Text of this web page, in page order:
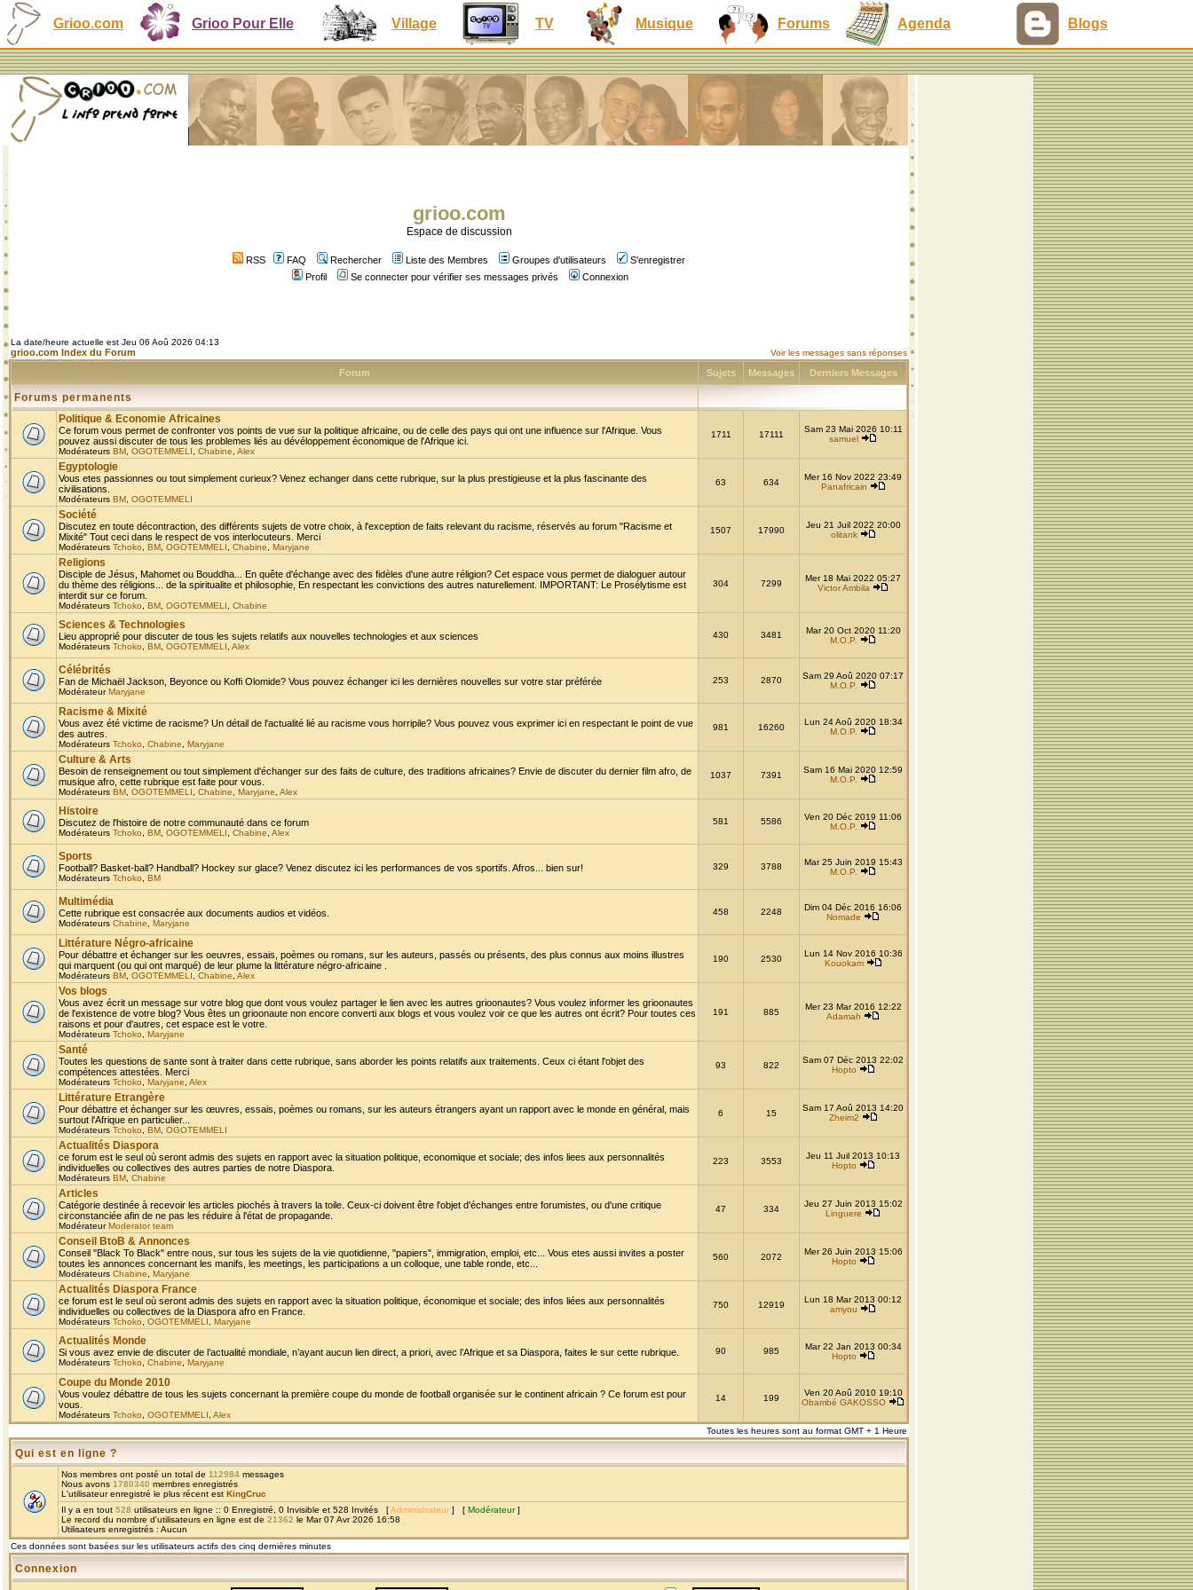
Grioo.com Grioo Pour Elle Village TV Musique Forums Agenda Blogs
grioo.com
Espace de discussion
RSS FAQ Rechercher Liste des Membres Groupes d'utilisateurs
S'enregistrer
Profil
Se connecter pour vérifier ses messages privés Connexion
La date/heure actuelle est Jeu 06 Aoû 2026 04:13
grioo.com Index du Forum Voir les messages sans réponses
Forum Sujets Messages Derniers Messages
Forums permanents
Politique & Economie Africaines
Ce forum vous permet de confronter vos points de vue sur la politique africaine, ou de celle des pays qui ont une influence sur l'Afrique. Vous
pouvez aussi discuter de tous les problemes liés au dévéloppement économique de l'Afrique ici.
Modérateurs BM OGOTEMMELI Chabine Alex
1711 17111
Sam 23 Mai 2026 10:11
samuel
Egyptologie
Vous etes passionnes ou tout simplement curieux? Venez echanger dans cette rubrique, sur la plus prestigieuse et la plus fascinante des
civilisations.
Modérateurs BM OGOTEMMELI
63 634
Mer 16 Nov 2022 23:49
Panafricain
Société
Discutez en toute décontraction, des différents sujets de votre choix, à l'exception de faits relevant du racisme, réservés au forum "Racisme et
Mixité" Tout ceci dans le respect de vos interlocuteurs. Merci
Modérateurs Tchoko BM OGOTEMMELI Chabine Maryjane
1507 17990
Jeu 21 Juil 2022 20:00
olitank
Religions
Disciple de Jésus, Mahomet ou Bouddha... En quête d'échange avec des fidèles d'une autre réligion? Cet espace vous permet de dialoguer autour
du thème des réligions... de la spiritualite et philosophie, En respectant les convictions des autres naturellement. IMPORTANT: Le Prosélytisme est
interdit sur ce forum.
Modérateurs Tchoko BM OGOTEMMELI Chabine
304 7299
Mer 18 Mai 2022 05:27
Victor Ambila
Sciences & Technologies
Lieu approprié pour discuter de tous les sujets relatifs aux nouvelles technologies et aux sciences
Modérateurs Tchoko BM OGOTEMMELI Alex
430 3481
Mar 20 Oct 2020 11:20
M.O.P.
Célébrités
Fan de Michaël Jackson, Beyonce ou Koffi Olomide? Vous pouvez échanger ici les dernières nouvelles sur votre star préférée
ModérateurMaryjane
253 2870
Sam 29 Aoû 2020 07:17
M.O.P.
Racisme & Mixité
Vous avez été victime de racisme? Un détail de l'actualité lié au racisme vous horripile? Vous pouvez vous exprimer ici en respectant le point de vue
des autres.
Modérateurs Tchoko Chabine Maryjane
981 16260
Lun 24 Aoû 2020 18:34
M.O.P.
Culture & Arts
Besoin de renseignement ou tout simplement d'échanger sur des faits de culture, des traditions africaines? Envie de discuter du dernier film afro, de
musique afro, cette rubrique est faite pour vous.
Modérateurs BM OGOTEMMELI Chabine Maryjane Alex
1037 7391
Sam 16 Mai 2020 12:59
M.O.P.
Histoire
Discutez de l'histoire de notre communauté dans ce forum
Modérateurs Tchoko BM OGOTEMMELI Chabine Alex
581 5586
Ven 20 Déc 2019 11:06
M.O.P.
Sports
Football? Basket-ball? Handball? Hockey sur glace? Venez discutez ici les performances de vos sportifs. Afros... bien sur!
Modérateurs Tchoko BM
329 3788
Mar 25 Juin 2019 15:43
M.O.P.
Multimédia
Cette rubrique est consacrée aux documents audios et vidéos.
Modérateurs Chabine Maryjane
458 2248
Dim 04 Déc 2016 16:06
Nomade
Littérature Négro-africaine
Pour débattre et échanger sur les oeuvres, essais, poèmes ou romans, sur les auteurs, passés ou présents, des plus connus aux moins illustres
qui marquent (ou qui ont marqué) de leur plume la littérature négro-africaine .
Modérateurs BM OGOTEMMELI Chabine Alex
190 2530
Lun 14 Nov 2016 10:36
Kouokam
Vos blogs
Vous avez écrit un message sur votre blog que dont vous voulez partager le lien avec les autres grioonautes? Vous voulez informer les grioonautes
de l'existence de votre blog? Vous êtes un grioonaute non encore converti aux blogs et vous voulez voir ce que les autres ont écrit? Pour toutes ces
raisons et pour d'autres, cet espace est le votre.
Modérateurs Tchoko Maryjane
191 885
Mer 23 Mar 2016 12:22
Adamah
Santé
Toutes les questions de sante sont à traiter dans cette rubrique, sans aborder les points relatifs aux traitements. Ceux ci étant l'objet des
compétences attestées. Merci
Modérateurs Tchoko Maryjane Alex
93 822
Sam 07 Déc 2013 22:02
Hopto
Littérature Etrangère
Pour débattre et échanger sur les œuvres, essais, poèmes ou romans, sur les auteurs étrangers ayant un rapport avec le monde en général, mais
surtout l'Afrique en particulier...
Modérateurs Tchoko BM OGOTEMMELI
6 15
Sam 17 Aoû 2013 14:20
Zheim2
Actualités Diaspora
ce forum est le seul où seront admis des sujets en rapport avec la situation politique, economique et sociale; des infos liees aux personnalités
individuelles ou collectives des autres parties de notre Diaspora.
Modérateurs BM Chabine
223 3553
Jeu 11 Juil 2013 10:13
Hopto
Articles
Catégorie destinée à recevoir les articles piochés à travers la toile. Ceux-ci doivent être l'objet d'échanges entre forumistes, ou d'une critique
circonstanciée afin de ne pas les réduire à l'état de propagande.
ModérateurModerator team
47 334
Jeu 27 Juin 2013 15:02
Linguere
Conseil BtoB & Annonces
Conseil "Black To Black" entre nous, sur tous les sujets de la vie quotidienne, "papiers", immigration, emploi, etc... Vous etes aussi invites a poster
toutes les annonces concernant les manifs, les meetings, les participations a un colloque, une table ronde, etc...
Modérateurs Chabine Maryjane
560 2072
Mer 26 Juin 2013 15:06
Hopto
Actualités Diaspora France
ce forum est le seul où seront admis des sujets en rapport avec la situation politique, économique et sociale; des infos liées aux personnalités
individuelles ou collectives de la Diaspora afro en France.
Modérateurs Tchoko OGOTEMMELI Maryjane
750 12919
Lun 18 Mar 2013 00:12
amyou
Actualités Monde
Si vous avez envie de discuter de l’actualité mondiale, n’ayant aucun lien direct, a priori, avec l’Afrique et sa Diaspora, faites le sur cette rubrique.
Modérateurs Tchoko Chabine Maryjane
90 985
Mar 22 Jan 2013 00:34
Hopto
Coupe du Monde 2010
Vous voulez débattre de tous les sujets concernant la première coupe du monde de football organisée sur le continent africain ? Ce forum est pour
vous.
Modérateurs Tchoko OGOTEMMELI Alex
14 199
Ven 20 Aoû 2010 19:10
Obambé GAKOSSO
Toutes les heures sont au format GMT + 1 Heure
Qui est en ligne ?
Nos membres ont posté un total de 112984 messages
Nous avons 1780340 membres enregistrés
L'utilisateur enregistré le plus récent est KingCruc
Il y a en tout 528 utilisateurs en ligne :: 0 Enregistré, 0 Invisible et 528 Invités [Administrateur ] [ Modérateur]
Le record du nombre d'utilisateurs en ligne est de 21362 le Mar 07 Avr 2026 16:58
Utilisateurs enregistrés : Aucun
Ces données sont basées sur les utilisateurs actifs des cinq dernières minutes
Connexion